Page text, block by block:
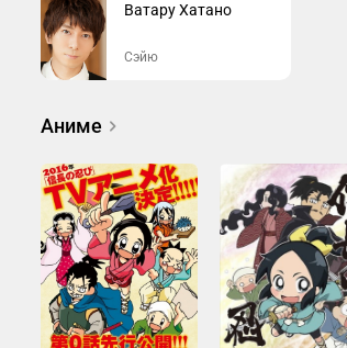
Ватару Хатано
Сэйю
Аниме